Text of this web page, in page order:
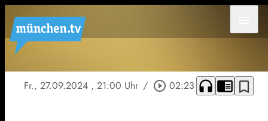
Fr., 27.09.2024 , 21:00 Uhr / play_circle_outline 02:23 headphones chrome_reader_mode bookmark_border